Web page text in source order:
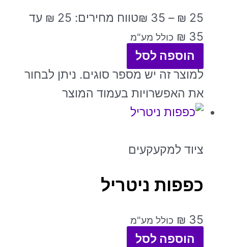
₪ 25
–
₪ 35
טווח מחירים: ⁦₪ 25⁩ עד
כולל מע"מ
הוספה לסל
למוצר זה יש מספר סוגים. ניתן לבחור
את האפשרויות בעמוד המוצר
ציוד למקעקעים
כפפות ניטריל
₪ 35 כולל מע"מ
הוספה לסל